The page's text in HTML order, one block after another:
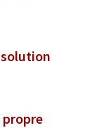
solution
propre